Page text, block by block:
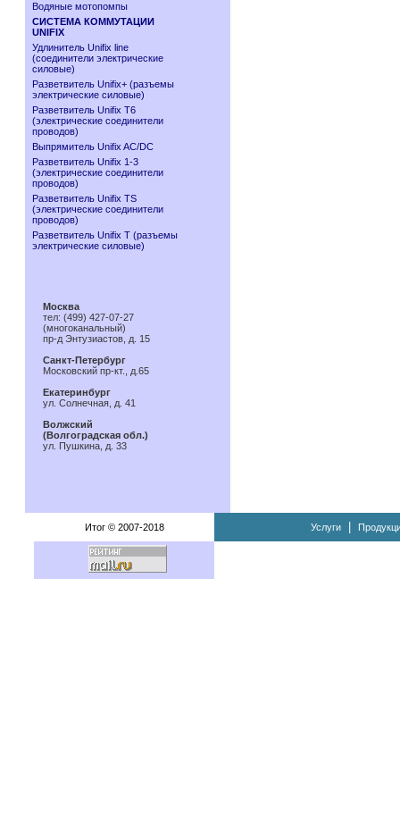
Водяные мотопомпы
СИСТЕМА КОММУТАЦИИ
UNIFIX
Удлинитель Unifix line
(соединители электрические
силовые)
Разветвитель Unifix+ (разъемы
электрические силовые)
Разветвитель Unifix T6
(электрические соединители
проводов)
Выпрямитель Unifix AC/DC
Разветвитель Unifix 1-3
(электрические соединители
проводов)
Разветвитель Unifix TS
(электрические соединители
проводов)
Разветвитель Unifix T (разъемы
электрические силовые)
Москва
тел: (499) 427-07-27
(многоканальный)
пр-д Энтузиастов, д. 15
Санкт-Петербург
Московский пр-кт., д.65
Екатеринбург
ул. Солнечная, д. 41
Волжский
(Волгоградская обл.)
ул. Пушкина, д. 33
Итог © 2007-2018 Услуги